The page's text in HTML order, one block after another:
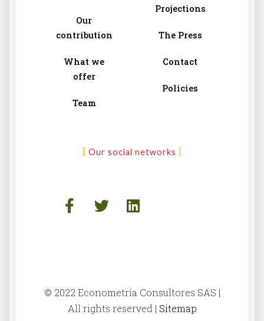
Our
contribution
What we
offer
Team
Projections
The Press
Contact
Policies
Our social networks
© 2022 Econometría Consultores SAS |
All rights reserved | Sitemap